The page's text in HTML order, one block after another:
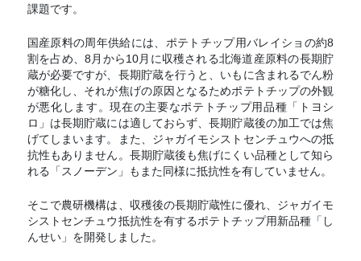
課題です。
国産原料の周年供給には、ポテトチップ用バレイショの約8
割を占め、8月から10月に収穫される北海道産原料の長期貯
蔵が必要ですが、長期貯蔵を行うと、いもに含まれるでん粉
が糖化し、それが焦げの原因となるためポテトチップの外観
が悪化します。現在の主要なポテトチップ用品種「トヨシ
ロ」は長期貯蔵には適しておらず、長期貯蔵後の加工では焦
げてしまいます。また、ジャガイモシストセンチュウへの抵
抗性もありません。長期貯蔵後も焦げにくい品種として知ら
れる「スノーデン」もまた同様に抵抗性を有していません。
そこで農研機構は、収穫後の長期貯蔵性に優れ、ジャガイモ
シストセンチュウ抵抗性を有するポテトチップ用新品種「し
んせい」を開発しました。